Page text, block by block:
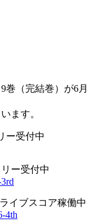
巻（完結巻）が6月
ます。
ー受付中
ー受付中
イブスコア稼働中
4th